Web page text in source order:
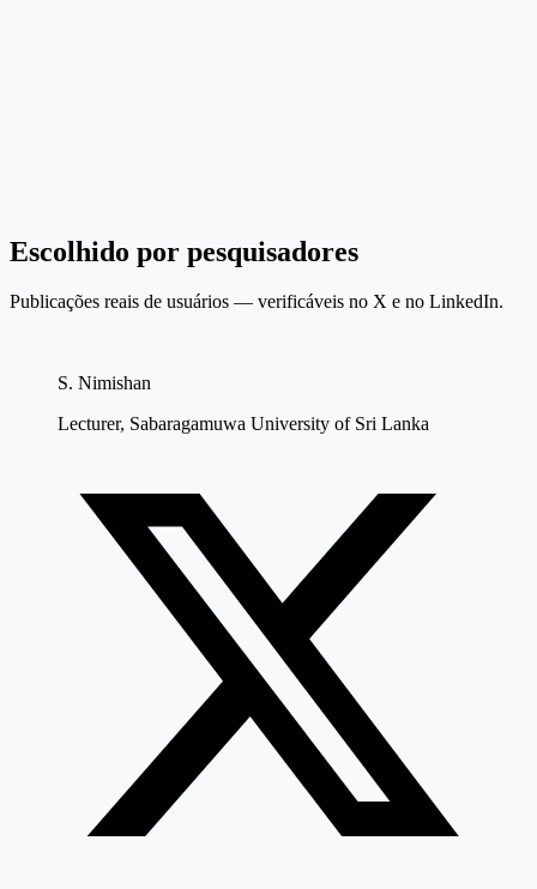
Escolhido por pesquisadores
Publicações reais de usuários — verificáveis no X e no LinkedIn.
S. Nimishan
Lecturer, Sabaragamuwa University of Sri Lanka